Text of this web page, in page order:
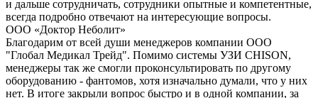
и дальше сотрудничать, сотрудники опытные и компетентные,
всегда подробно отвечают на интересующие вопросы.
ООО «Доктор Неболит»
Благодарим от всей души менеджеров компании ООО
"Глобал Медикал Трейд". Помимо системы УЗИ CHISON,
менеджеры так же смогли проконсультировать по другому
оборудованию - фантомов, хотя изначально думали, что у них
нет. В итоге закрыли вопрос быстро и в одной компании, за